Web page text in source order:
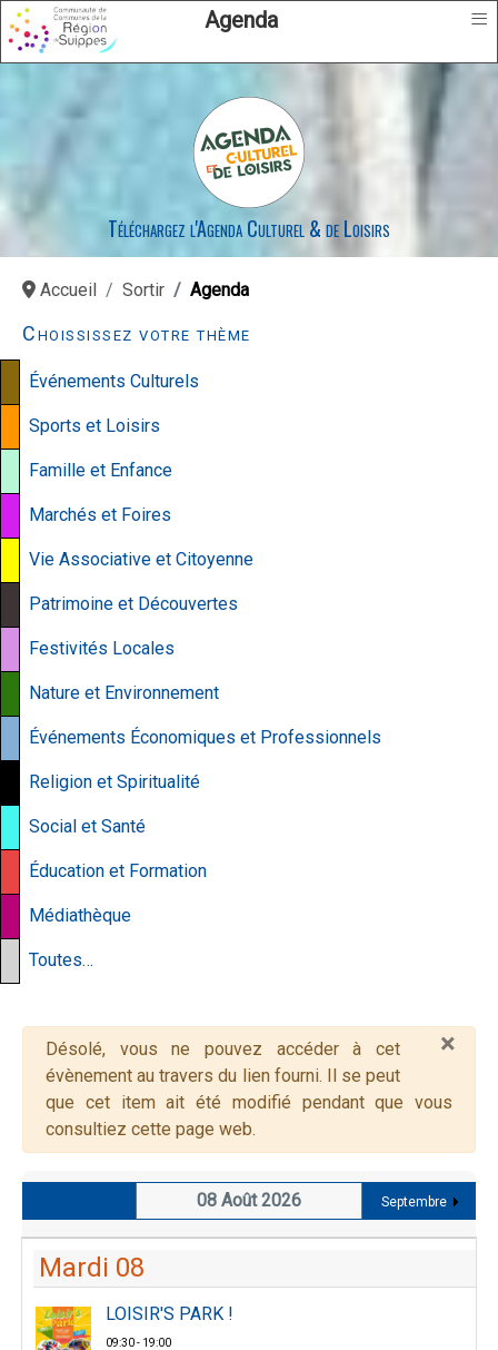
Agenda ≡
Téléchargez l'Agenda Culturel & de Loisirs
Accueil Sortir Agenda
Choississez votre thème
Événements Culturels
Sports et Loisirs
Famille et Enfance
Marchés et Foires
Vie Associative et Citoyenne
Patrimoine et Découvertes
Festivités Locales
Nature et Environnement
Événements Économiques et Professionnels
Religion et Spiritualité
Social et Santé
Éducation et Formation
Médiathèque
Toutes…
×
Alerte
Désolé, vous ne pouvez accéder à cet
évènement au travers du lien fourni. Il se peut
que cet item ait été modifié pendant que vous
consultiez cette page web.
08 Août 2026 Septembre
Mardi 08
LOISIR'S PARK !
09:30 - 19:00